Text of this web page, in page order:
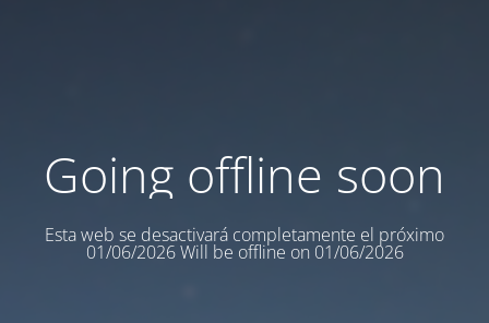
Going offline soon
Esta web se desactivará completamente el próximo
01/06/2026 Will be offline on 01/06/2026